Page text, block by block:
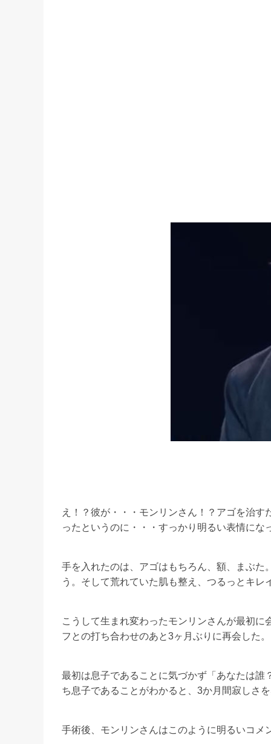
え！？彼が・・・モンリンさん！？アゴを治す
ったというのに・・・すっかり明るい表情にな
手を入れたのは、アゴはもちろん、額、まぶ
う。そして荒れていた肌も整え、つるっとキレ
こうして生まれ変わったモンリンさんが最初
フとの打ち合わせのあと3ヶ月ぶりに再会した。
最初は息子であることに気づかず「あなたは
ち息子であることがわかると、3か月間寂しさ
手術後、モンリンさんはこのように明るいコメ